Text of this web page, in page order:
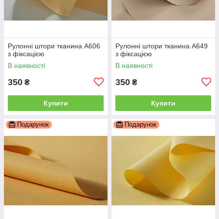
Рулонні штори тканина А606
з фіксацією
В наявності
350 ₴
Купити
Рулонні штори тканина А649
з фіксацією
В наявності
350 ₴
Купити
Подарунок Подарунок